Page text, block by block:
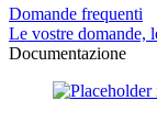
Domande frequenti
Le vostre domande,
Documentazione